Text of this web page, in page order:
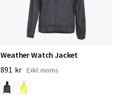
Weather Watch Jacket
891 kr